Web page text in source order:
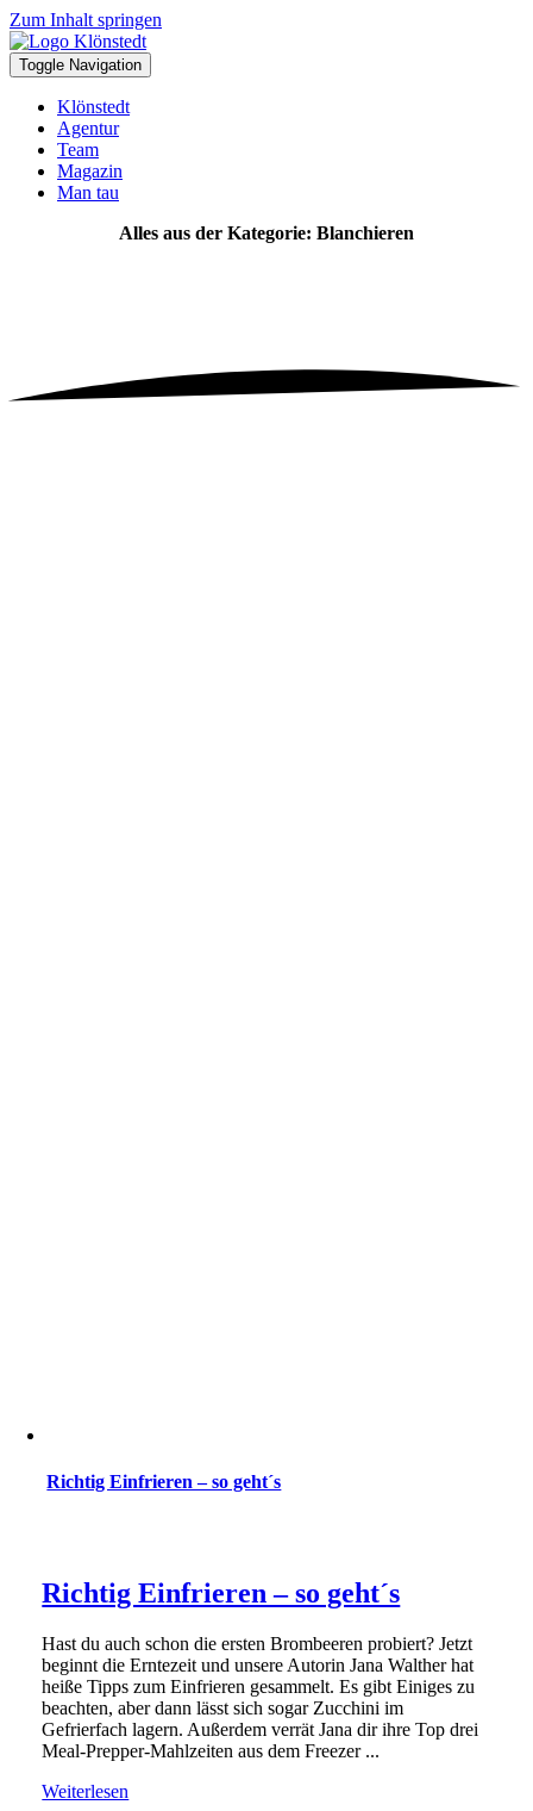
Zum Inhalt springen
Toggle Navigation
Klönstedt
Agentur
Team
Magazin
Man tau
Alles aus der Kategorie: Blanchieren
Richtig Einfrieren – so geht´s
Richtig Einfrieren – so geht´s
Hast du auch schon die ersten Brombeeren probiert? Jetzt
beginnt die Erntezeit und unsere Autorin Jana Walther hat
heiße Tipps zum Einfrieren gesammelt. Es gibt Einiges zu
beachten, aber dann lässt sich sogar Zucchini im
Gefrierfach lagern. Außerdem verrät Jana dir ihre Top drei
Meal-Prepper-Mahlzeiten aus dem Freezer ...
Weiterlesen